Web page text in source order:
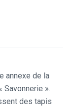
annexe de la
Savonnerie ».
des tapis